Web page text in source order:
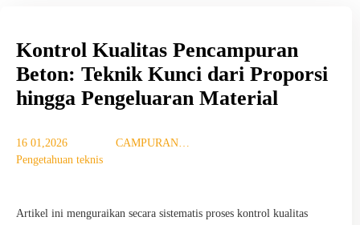
Kontrol Kualitas Pencampuran
Beton: Teknik Kunci dari Proporsi
hingga Pengeluaran Material
16 01,2026
CAMPURAN
Pengetahuan teknis
Artikel ini menguraikan secara sistematis proses kontrol kualitas